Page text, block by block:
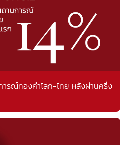
ารณ์ทองคำโลก-ไทย หลังผ่านครึ่ง